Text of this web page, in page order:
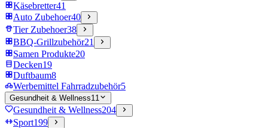
Käsebretter41
Auto Zubehoer40
Tier Zubehoer38
BBQ-Grillzubehör21
Samen Produkte20
Decken19
Duftbaum8
Werbemittel Fahrradzubehör5
Gesundheit & Wellness11
Gesundheit & Wellness204
Sport199